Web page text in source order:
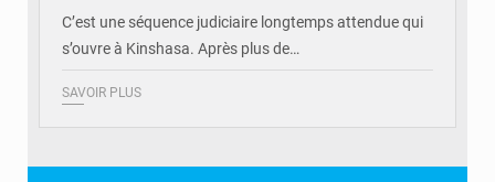
C’est une séquence judiciaire longtemps attendue qui
s’ouvre à Kinshasa. Après plus de…
SAVOIR PLUS